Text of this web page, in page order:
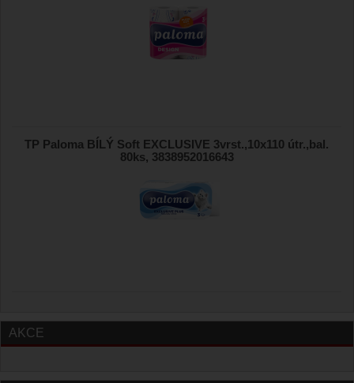
TP Paloma BÍLÝ Soft EXCLUSIVE 3vrst.,10x110 útr.,bal.
80ks, 3838952016643
AKCE